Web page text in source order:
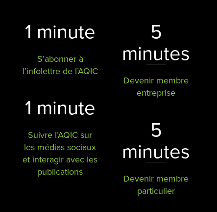
1 minute
S’abonner à
l’infolettre de l’AQIC
1 minute
Suivre l’AQIC sur
les médias sociaux
et interagir avec les
publications
5
minutes
Devenir membre
entreprise
5
minutes
Devenir membre
particulier